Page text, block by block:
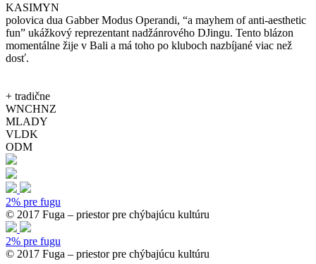
KASIMYN
polovica dua Gabber Modus Operandi, “a mayhem of anti-aesthetic
fun” ukážkový reprezentant nadžánrového DJingu. Tento blázon
momentálne žije v Bali a má toho po kluboch nazbíjané viac než
dosť.
+ tradične
WNCHNZ
MLADY
VLDK
ODM
2% pre fugu
© 2017 Fuga – priestor pre chýbajúcu kultúru
2% pre fugu
© 2017 Fuga – priestor pre chýbajúcu kultúru